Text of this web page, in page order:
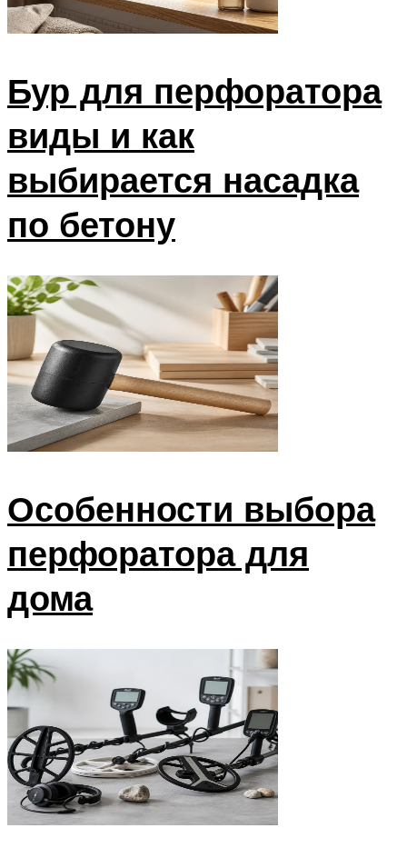
Бур для перфоратора
виды и как
выбирается насадка
по бетону
Особенности выбора
перфоратора для
дома